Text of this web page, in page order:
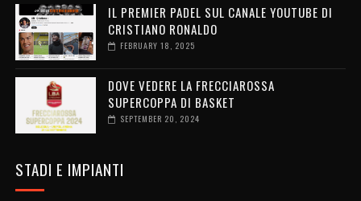
IL PREMIER PADEL SUL CANALE YOUTUBE DI
CRISTIANO RONALDO
FEBRUARY 18, 2025
DOVE VEDERE LA FRECCIAROSSA
SUPERCOPPA DI BASKET
SEPTEMBER 20, 2024
STADI E IMPIANTI